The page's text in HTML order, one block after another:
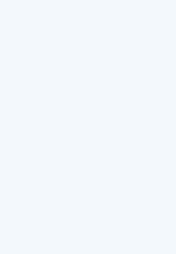
定
支援」、「要介護」、「非該
。
の必要はないが、要介護状態と
身支度等の日常生活に支援が
分されます。「要介護」は、
介護が必要な状態で、5段階
」は、「要支援」「要介護」
齢者や、将来的に要支援又は
方です。
れ位、介護のサービスを行う
持・改善可能性を元に判定さ